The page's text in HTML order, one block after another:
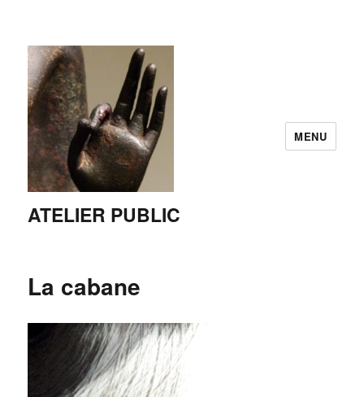
ATELIER PUBLIC
MENU
La cabane